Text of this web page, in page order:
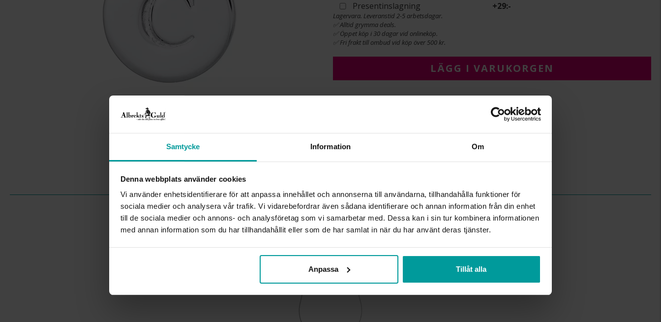
Samtycke Information Om
Denna webbplats använder cookies
Vi använder enhetsidentifierare för att anpassa innehållet och annonserna till användarna, tillhandahålla funktioner för
sociala medier och analysera vår trafik. Vi vidarebefordrar även sådana identifierare och annan information från din enhet
till de sociala medier och annons- och analysföretag som vi samarbetar med. Dessa kan i sin tur kombinera informationen
med annan information som du har tillhandahållit eller som de har samlat in när du har använt deras tjänster.
Anpassa Tillåt alla
Presentinslagning +29:-
Lagervara. Leveranstid 2-5 arbetsdagar.
✅ Alltid grymma deals.
✅ Öppet köp i 30 dagar vid onlineköp.
✅ Fri frakt till ombud vid köp över 500 kr.
LÄGG I VARUKORGEN
BREDD CA (MM)
12
DIAMETER CA (MM)
Liknande produkter